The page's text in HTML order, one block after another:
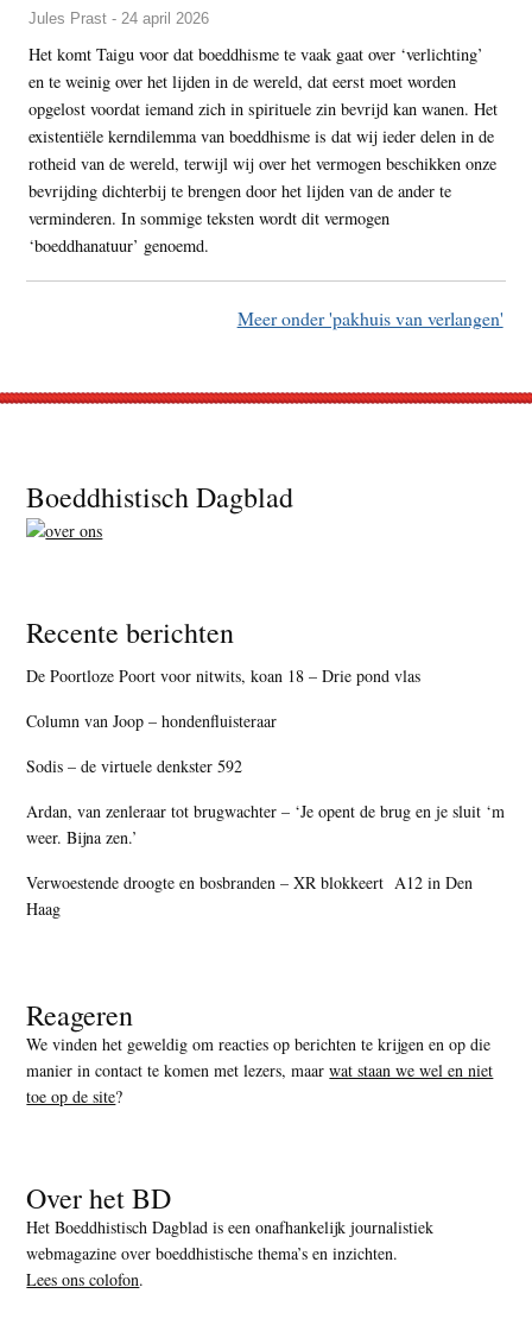
Jules Prast - 24 april 2026
Het komt Taigu voor dat boeddhisme te vaak gaat over ‘verlichting’
en te weinig over het lijden in de wereld, dat eerst moet worden
opgelost voordat iemand zich in spirituele zin bevrijd kan wanen. Het
existentiële kerndilemma van boeddhisme is dat wij ieder delen in de
rotheid van de wereld, terwijl wij over het vermogen beschikken onze
bevrijding dichterbij te brengen door het lijden van de ander te
verminderen. In sommige teksten wordt dit vermogen
‘boeddhanatuur’ genoemd.
Meer onder 'pakhuis van verlangen'
Footer
Boeddhistisch Dagblad
Recente berichten
De Poortloze Poort voor nitwits, koan 18 – Drie pond vlas
Column van Joop – hondenfluisteraar
Sodis – de virtuele denkster 592
Ardan, van zenleraar tot brugwachter – ‘Je opent de brug en je sluit ‘m
weer. Bijna zen.’
Verwoestende droogte en bosbranden – XR blokkeert A12 in Den
Haag
Reageren
We vinden het geweldig om reacties op berichten te krijgen en op die
manier in contact te komen met lezers, maarwat staan we wel en niet
toe op de site?
Over het BD
Het Boeddhistisch Dagblad is een onafhankelijk journalistiek
webmagazine over boeddhistische thema’s en inzichten.
Lees ons colofon.